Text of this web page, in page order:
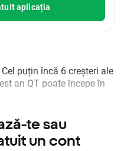
aplicația
puțin încă 6 creșteri ale
an QT poate începe în
te sau
un cont